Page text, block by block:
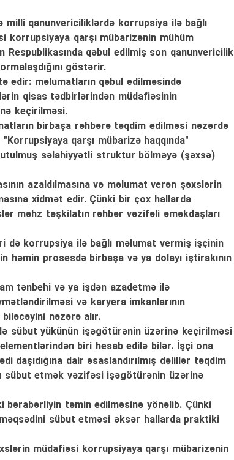
milli qanunvericiliklərdə korrupsiya ilə bağlı
qarşı mübarizənin mühüm
qəbul edilmiş son qanunvericilik
göstərir.
edir: məlumatların qəbul edilməsində
qisas tədbirlərindən müdafiəsinin
keçirilməsi.
birbaşa rəhbərə təqdim edilməsi nəzərdə
qarşı mübarizə haqqında"
səlahiyyətli struktur bölməyə (şəxsə)
azaldılmasına və məlumat verən şəxslərin
xidmət edir. Çünki bir çox hallarda
məhz təşkilatın rəhbər vəzifəli əməkdaşları
də korrupsiya ilə bağlı məlumat vermiş işçinin
prosesdə birbaşa və ya dolayı iştirakının
tənbehi və ya işdən azadetmə ilə
və karyera imkanlarının
nəzərə alır.
sübut yükünün işəgötürənin üzərinə keçirilməsi
biri hesab edilə bilər. İşçi ona
dair əsaslandırılmış dəlillər təqdim
sübut etmək vəzifəsi işəgötürənin üzərinə
təmin edilməsinə yönəlib. Çünki
sübut etməsi əksər hallarda praktiki
müdafiəsi korrupsiyaya qarşı mübarizənin